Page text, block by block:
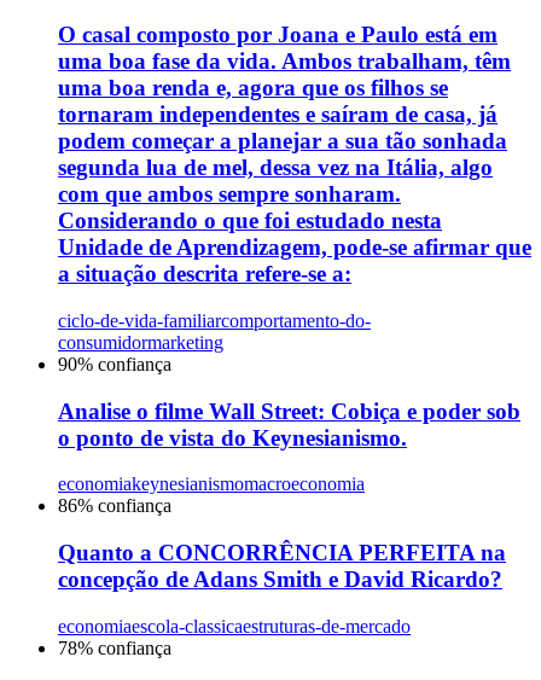
O casal composto por Joana e Paulo está em
uma boa fase da vida. Ambos trabalham, têm
uma boa renda e, agora que os filhos se
tornaram independentes e saíram de casa, já
podem começar a planejar a sua tão sonhada
segunda lua de mel, dessa vez na Itália, algo
com que ambos sempre sonharam.
Considerando o que foi estudado nesta
Unidade de Aprendizagem, pode-se afirmar que
a situação descrita refere-se a:
ciclo-de-vida-familiarcomportamento-do-
consumidormarketing
90% confiança
Analise o filme Wall Street: Cobiça e poder sob
o ponto de vista do Keynesianismo.
economiakeynesianismomacroeconomia
86% confiança
Quanto a CONCORRÊNCIA PERFEITA na
concepção de Adans Smith e David Ricardo?
economiaescola-classicaestruturas-de-mercado
78% confiança